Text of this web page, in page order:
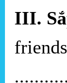
III.